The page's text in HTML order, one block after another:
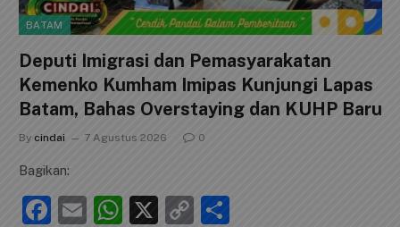
BATAM
Deputi Imigrasi dan Pemasyarakatan
Kemenko Kumham Imipas Kunjungi Lapas
Batam, Bahas Overstaying dan KUHP Baru
By cindai 7 Agustus 2026 0
Bagikan:
F
E
W X
C